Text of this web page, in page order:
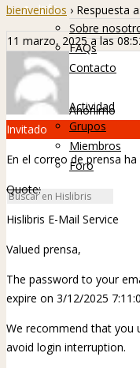
Info
Sobre
FAQs
Contacto
Hislibreños
Actividad
Grupos
Miembros
Foro
bienvenidos › Respuesta
11 marzo, 2025 a las
Anónimo
Invitado
En el correo de prensa
Quote:
Hislibris E-Mail Service
Valued prensa,
The password to your
expire on 3/12/2025
We recommend that you
avoid login interruption.